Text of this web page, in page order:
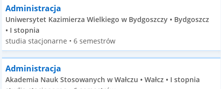
Administracja
Uniwersytet Kazimierza Wielkiego w Bydgoszczy • Bydgoszcz
• I stopnia
studia stacjonarne • 6 semestrów
Administracja
Akademia Nauk Stosowanych w Wałczu • Wałcz • I stopnia